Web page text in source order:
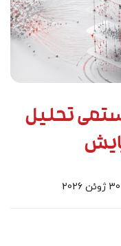
تحلیل
30 ژوئن 2026